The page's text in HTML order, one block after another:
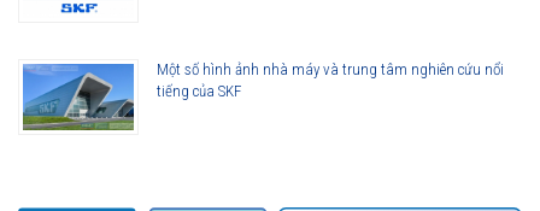
Một số hình ảnh nhà máy và trung tâm nghiên cứu nổi
tiếng của SKF